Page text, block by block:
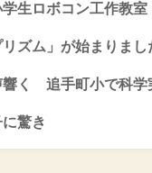
学生ロボコン工作教室
ズム」が始まりまし
響く 追手町小で科学
驚き